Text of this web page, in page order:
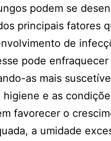
podem se
principais fatores
de
pode
as mais
higiene e as
favorecer o
a umidade